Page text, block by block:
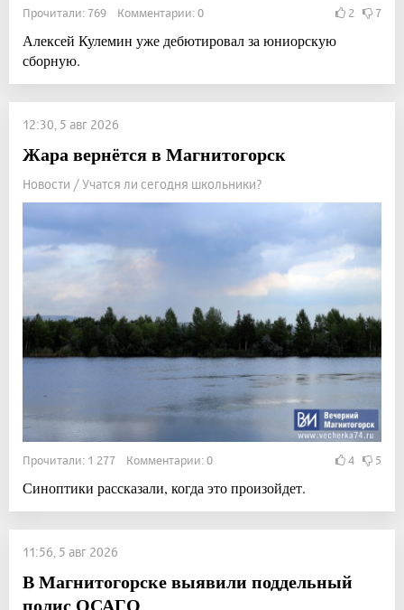
Прочитали: 769 Комментарии: 0 2 7
Алексей Кулемин уже дебютировал за юниорскую
сборную.
12:30, 5 авг 2026
Жара вернётся в Магнитогорск
Новости / Учатся ли сегодня школьники?
Прочитали: 1 277 Комментарии: 0 4 5
Синоптики рассказали, когда это произойдет.
11:56, 5 авг 2026
В Магнитогорске выявили поддельный